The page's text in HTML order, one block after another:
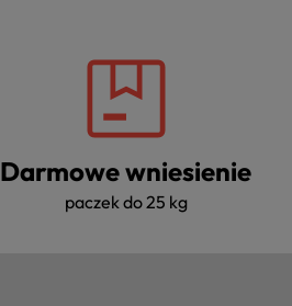
Darmowe wniesienie
paczek do 25 kg